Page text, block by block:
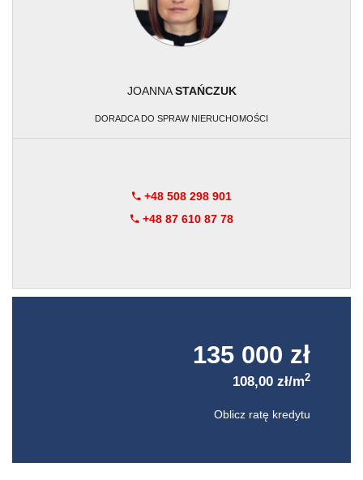
JOANNASTAŃCZUK
DORADCA DO SPRAW NIERUCHOMOŚCI
+48 508 298 901
+48 87 610 87 78
135 000 zł
108,00 zł/m2
Oblicz ratę kredytu